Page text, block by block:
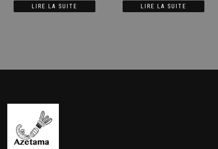
LIRE LA SUITE LIRE LA SUITE